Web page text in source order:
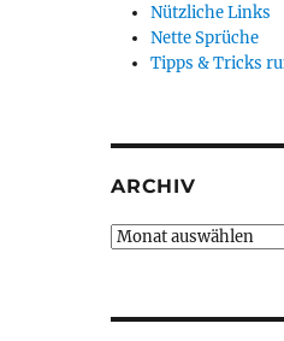
Nützliche Links
Nette Sprüche
Tipps & Tricks
ARCHIV
Archiv